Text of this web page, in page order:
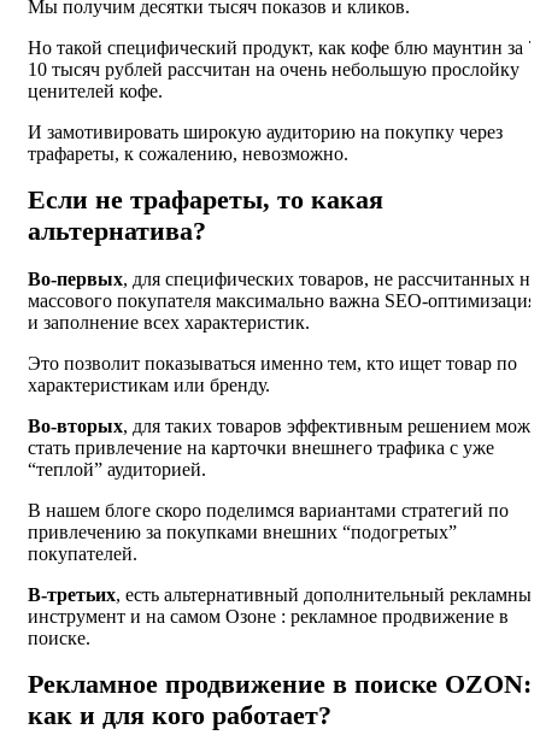
Мы получим десятки тысяч показов и кликов.
Но такой специфический продукт, как кофе блю маунтин за
10 тысяч рублей рассчитан на очень небольшую прослойку
ценителей кофе.
И замотивировать широкую аудиторию на покупку через
трафареты, к сожалению, невозможно.
Если не трафареты, то какая
альтернатива?
Во-первых, для специфических товаров, не рассчитанных на
массового покупателя максимально важна SEO-оптимизация
и заполнение всех характеристик.
Это позволит показываться именно тем, кто ищет товар по
характеристикам или бренду.
Во-вторых, для таких товаров эффективным решением
стать привлечение на карточки внешнего трафика с уже
“теплой” аудиторией.
В нашем блоге скоро поделимся вариантами стратегий по
привлечению за покупками внешних “подогретых”
покупателей.
В-третьих, есть альтернативный дополнительный
инструмент и на самом Озоне : рекламное продвижение в
поиске.
Рекламное продвижение в поиске OZON:
как и для кого работает?